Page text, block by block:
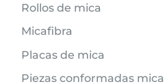
Rollos de mica
Micafibra
Placas de mica
Piezas conformadas